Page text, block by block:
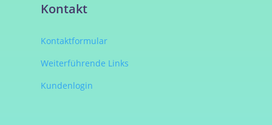
Kontakt
Kontaktformular
Weiterführende Links
Kundenlogin